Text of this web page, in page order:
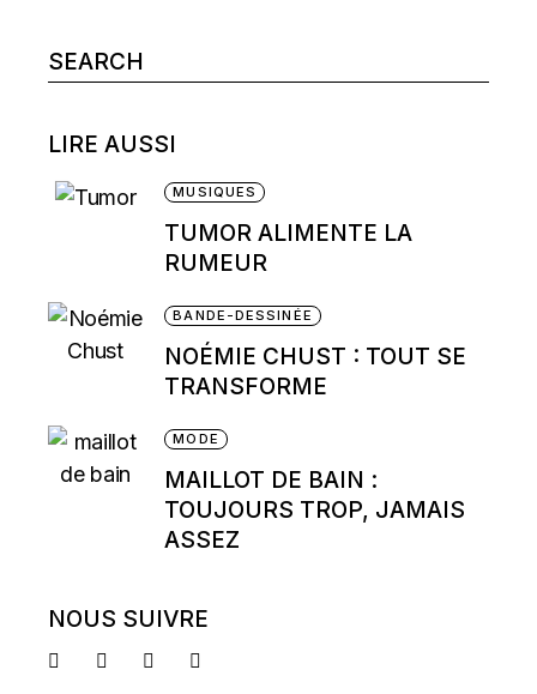
Search
for:
LIRE AUSSI
MUSIQUES
TUMOR ALIMENTE LA
RUMEUR
BANDE-DESSINÉE
NOÉMIE CHUST : TOUT SE
TRANSFORME
MODE
MAILLOT DE BAIN :
TOUJOURS TROP, JAMAIS
ASSEZ
NOUS SUIVRE